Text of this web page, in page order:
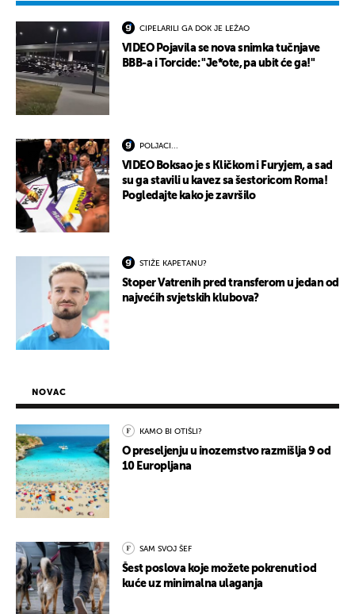
CIPELARILI GA DOK JE LEŽAO
VIDEO Pojavila se nova snimka tučnjave
BBB-a i Torcide: "Je*ote, pa ubit će ga!"
POLJACI...
VIDEO Boksao je s Kličkom i Furyjem, a sad
su ga stavili u kavez sa šestoricom Roma!
Pogledajte kako je završilo
STIŽE KAPETANU?
Stoper Vatrenih pred transferom u jedan od
najvećih svjetskih klubova?
NOVAC
KAMO BI OTIŠLI?
O preseljenju u inozemstvo razmišlja 9 od
10 Europljana
SAM SVOJ ŠEF
Šest poslova koje možete pokrenuti od
kuće uz minimalna ulaganja